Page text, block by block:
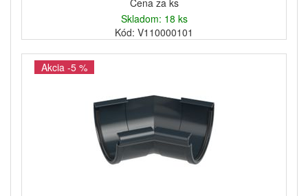
Cena za ks
Skladom: 18 ks
Kód: V110000101
Akcia -5 %